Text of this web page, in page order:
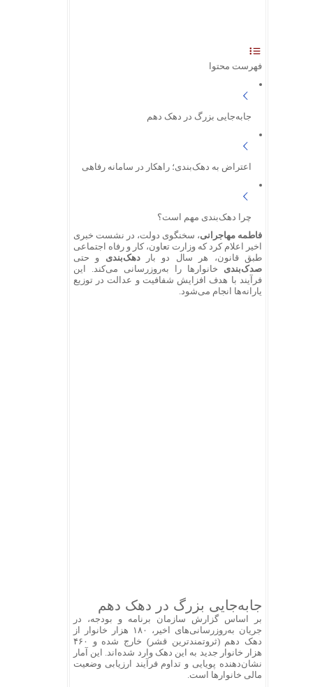
فهرست محتوا
جابه‌جایی بزرگ در دهک دهم
اعتراض به دهک‌بندی؛ راهکار در سامانه رفاهی
چرا دهک‌بندی مهم است؟
فاطمه مهاجرانی، سخنگوی دولت، در نشست خبری
اخیر اعلام کرد که وزارت تعاون، کار و رفاه اجتماعی
طبق قانون، هر سال دو باردهک‌بندی و حتی
صدک‌بندی خانوارها را به‌روزرسانی می‌کند. این
فرآیند با هدف افزایش شفافیت و عدالت در توزیع
یارانه‌ها انجام می‌شود.
جابه‌جایی بزرگ در دهک دهم
بر اساس گزارش سازمان برنامه و بودجه، در
جریان به‌روزرسانی‌های اخیر، ۱۸۰ هزار خانوار از
دهک دهم (ثروتمندترین قشر) خارج شده و ۴۶۰
هزار خانوار جدید به این دهک وارد شده‌اند. این آمار
نشان‌دهنده پویایی و تداوم فرآیند ارزیابی وضعیت
مالی خانوارها است.